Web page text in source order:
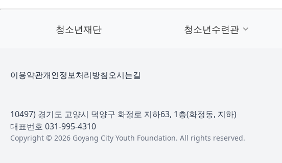
청소년재단 청소년수련관
10497) 경기도 고양시 덕양구 화정로 지하63, 1층(화정동, 지하)
대표번호 031-995-4310
Copyright © 2026 Goyang City Youth Foundation. All rights reserved.
이용약관개인정보처리방침오시는길